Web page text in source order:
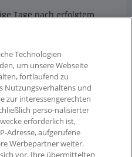
Tage nach erfolgtem
Gebrauch machen.
sind:
Technologien
um unsere Webseite
fortlaufend zu
Nutzungsverhaltens und
zur interessengerechten
perso-nalisierter
erforderlich ist,
Adresse, aufgerufene
Werbepartner weiter.
vor, Ihre übermittelten